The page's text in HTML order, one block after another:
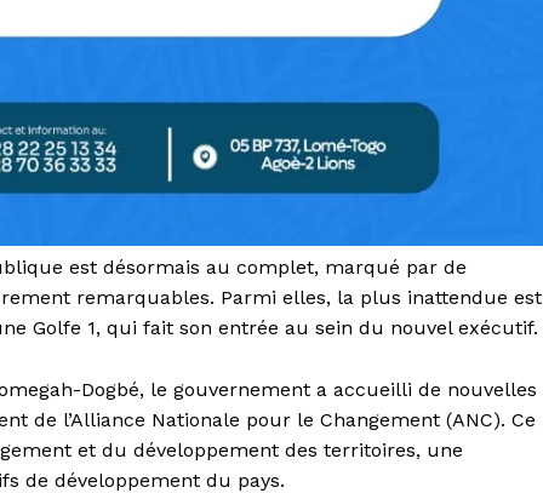
est désormais au complet, marqué par de
remarquables. Parmi elles, la plus inattendue est
Golfe 1, qui fait son entrée au sein du nouvel exécutif.
Dogbé, le gouvernement a accueilli de nouvelles
de l’Alliance Nationale pour le Changement (ANC). Ce
et du développement des territoires, une
de développement du pays.